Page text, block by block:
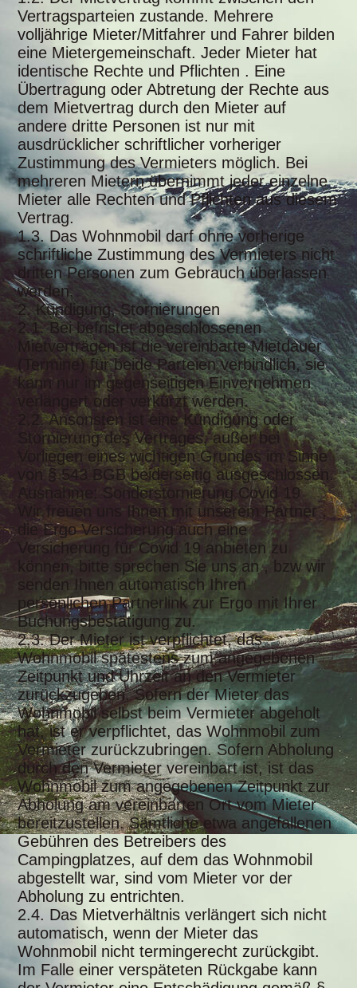
Vertragsparteien zustande. Mehrere
volljährige Mieter/Mitfahrer und Fahrer bilden
eine Mietergemeinschaft. Jeder Mieter hat
identische Rechte und Pflichten . Eine
Übertragung oder Abtretung der Rechte aus
dem Mietvertrag durch den Mieter auf
andere dritte Personen ist nur mit
ausdrücklicher schriftlicher vorheriger
Zustimmung des Vermieters möglich. Bei
mehreren Mietern übernimmt jeder einzelne
Mieter alle Rechten und Pflichten aus diesem
Vertrag.
1.3. Das Wohnmobil darf ohne vorherige
schriftliche Zustimmung des Vermieters nicht
dritten Personen zum Gebrauch überlassen
werden.
2. Kündigung, Stornierungen
2.1. Bei befristet abgeschlossenen
Mietverträgen ist die vereinbarte Mietdauer
(Termine) für beide Parteien verbindlich, sie
kann nur im gegenseitigen Einvernehmen
verlängert oder verkürzt werden.
2.2. Ansonsten ist eine Kündigung oder
Stornierung des Vertrages, außer bei
Vorliegen eines wichtigen Grundes im Sinne
von § 543 BGB beiderseitig ausgeschlossen.
Ausnahme: Sonderstornierung Covid 19
Wir freuen uns Ihnen mit unserem Partner ,
die Ergo Versicherung auch eine
Versicherung für Covid 19 anbieten zu
können, bitte sprechen Sie uns an , bzw wir
senden Ihnen automatisch Ihren
persönlichen Partnerlink zur Ergo mit Ihrer
Buchungsbestätigung zu.
2.3. Der Mieter ist verpflichtet, das
Wohnmobil spätestens zum angegebenen
Zeitpunkt und Uhrzeit an den Vermieter
zurückzugeben. Sofern der Mieter das
Wohnmobil selbst beim Vermieter abgeholt
hat, ist er verpflichtet, das Wohnmobil zum
Vermieter zurückzubringen. Sofern Abholung
durch den Vermieter vereinbart ist, ist das
Wohnmobil zum angegebenen Zeitpunkt zur
Abholung am vereinbarten Ort vom Mieter
bereitzustellen. Sämtliche etwa angefallenen
Gebühren des Betreibers des
Campingplatzes, auf dem das Wohnmobil
abgestellt war, sind vom Mieter vor der
Abholung zu entrichten.
2.4. Das Mietverhältnis verlängert sich nicht
automatisch, wenn der Mieter das
Wohnmobil nicht termingerecht zurückgibt.
Im Falle einer verspäteten Rückgabe kann